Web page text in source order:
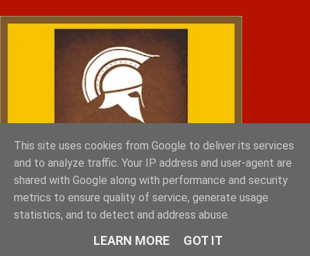
This site uses cookies from Google to deliver its services
and to analyze traffic. Your IP address and user-agent are
shared with Google along with performance and security
metrics to ensure quality of service, generate usage
statistics, and to detect and address abuse.
LEARN MORE GOT IT